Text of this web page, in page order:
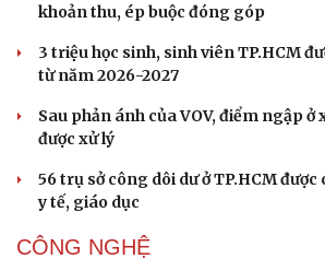
khoản thu, ép buộc đóng góp
3 triệu học sinh, sinh viên TP.HCM
từ năm 2026-2027
Sau phản ánh của VOV, điểm ngập ở
được xử lý
56 trụ sở công dôi dư ở TP.HCM
y tế, giáo dục
CÔNG NGHỆ